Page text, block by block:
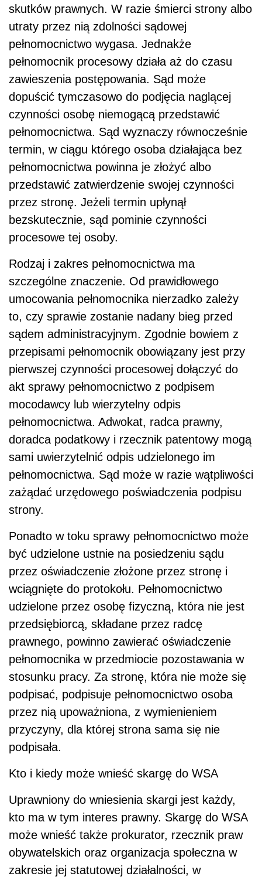
skutków prawnych. W razie śmierci strony albo
utraty przez nią zdolności sądowej
pełnomocnictwo wygasa. Jednakże
pełnomocnik procesowy działa aż do czasu
zawieszenia postępowania. Sąd może
dopuścić tymczasowo do podjęcia naglącej
czynności osobę niemogącą przedstawić
pełnomocnictwa. Sąd wyznaczy równocześnie
termin, w ciągu którego osoba działająca bez
pełnomocnictwa powinna je złożyć albo
przedstawić zatwierdzenie swojej czynności
przez stronę. Jeżeli termin upłynął
bezskutecznie, sąd pominie czynności
procesowe tej osoby.
Rodzaj i zakres pełnomocnictwa ma
szczególne znaczenie. Od prawidłowego
umocowania pełnomocnika nierzadko zależy
to, czy sprawie zostanie nadany bieg przed
sądem administracyjnym. Zgodnie bowiem z
przepisami pełnomocnik obowiązany jest przy
pierwszej czynności procesowej dołączyć do
akt sprawy pełnomocnictwo z podpisem
mocodawcy lub wierzytelny odpis
pełnomocnictwa. Adwokat, radca prawny,
doradca podatkowy i rzecznik patentowy mogą
sami uwierzytelnić odpis udzielonego im
pełnomocnictwa. Sąd może w razie wątpliwości
zażądać urzędowego poświadczenia podpisu
strony.
Ponadto w toku sprawy pełnomocnictwo może
być udzielone ustnie na posiedzeniu sądu
przez oświadczenie złożone przez stronę i
wciągnięte do protokołu. Pełnomocnictwo
udzielone przez osobę fizyczną, która nie jest
przedsiębiorcą, składane przez radcę
prawnego, powinno zawierać oświadczenie
pełnomocnika w przedmiocie pozostawania w
stosunku pracy. Za stronę, która nie może się
podpisać, podpisuje pełnomocnictwo osoba
przez nią upoważniona, z wymienieniem
przyczyny, dla której strona sama się nie
podpisała.
Kto i kiedy może wnieść skargę do WSA
Uprawniony do wniesienia skargi jest każdy,
kto ma w tym interes prawny. Skargę do WSA
może wnieść także prokurator, rzecznik praw
obywatelskich oraz organizacja społeczna w
zakresie jej statutowej działalności, w